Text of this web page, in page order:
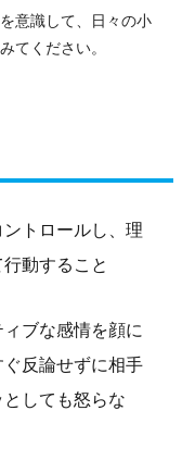
意識して、日々の小
てください。
ントロールし、理
動すること
ブな感情を顔に
反論せずに相手
しても怒らな